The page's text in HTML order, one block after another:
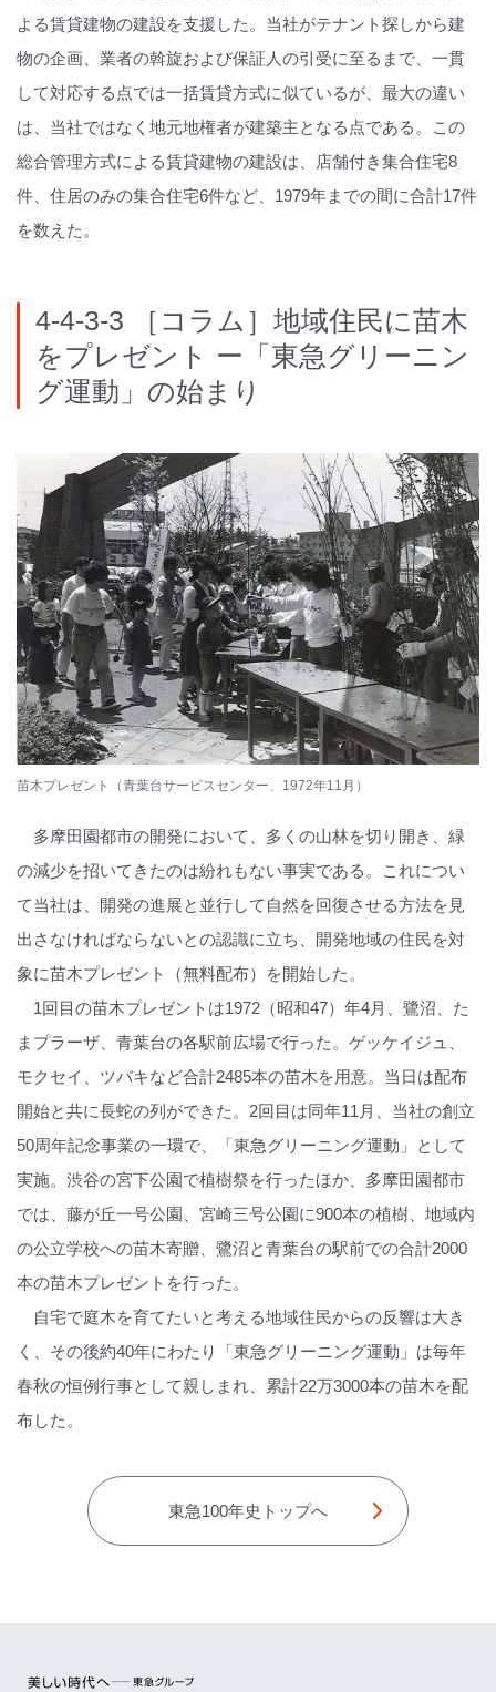
よる賃貸建物の建設を支援した。当社がテナント探しから建
物の企画、業者の斡旋および保証人の引受に至るまで、一貫
して対応する点では一括賃貸方式に似ているが、最大の違い
は、当社ではなく地元地権者が建築主となる点である。この
総合管理方式による賃貸建物の建設は、店舗付き集合住宅8
件、住居のみの集合住宅6件など、1979年までの間に合計17件
を数えた。
4-4-3-3 ［コラム］地域住民に苗木
をプレゼント ー「東急グリーニン
グ運動」の始まり
苗木プレゼント（青葉台サービスセンター、1972年11月）
多摩田園都市の開発において、多くの山林を切り開き、緑
の減少を招いてきたのは紛れもない事実である。これについ
て当社は、開発の進展と並行して自然を回復させる方法を見
出さなければならないとの認識に立ち、開発地域の住民を対
象に苗木プレゼント（無料配布）を開始した。
1回目の苗木プレゼントは1972（昭和47）年4月、鷺沼、た
まプラーザ、青葉台の各駅前広場で行った。ゲッケイジュ、
モクセイ、ツバキなど合計2485本の苗木を用意。当日は配布
開始と共に長蛇の列ができた。2回目は同年11月、当社の創立
50周年記念事業の一環で、「東急グリーニング運動」として
実施。渋谷の宮下公園で植樹祭を行ったほか、多摩田園都市
では、藤が丘一号公園、宮崎三号公園に900本の植樹、地域内
の公立学校への苗木寄贈、鷺沼と青葉台の駅前での合計2000
本の苗木プレゼントを行った。
自宅で庭木を育てたいと考える地域住民からの反響は大き
く、その後約40年にわたり「東急グリーニング運動」は毎年
春秋の恒例行事として親しまれ、累計22万3000本の苗木を配
布した。
東急100年史トップへ